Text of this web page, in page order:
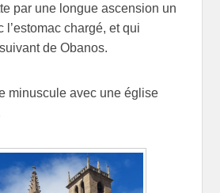
par une longue ascension un
l’estomac chargé, et qui
de Obanos.
minuscule avec une église